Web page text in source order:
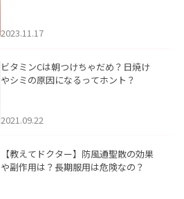
2023.11.17
ビタミンCは朝つけちゃだめ？日焼け
やシミの原因になるってホント？
2021.09.22
【教えてドクター】防風通聖散の効果
や副作用は？長期服用は危険なの？